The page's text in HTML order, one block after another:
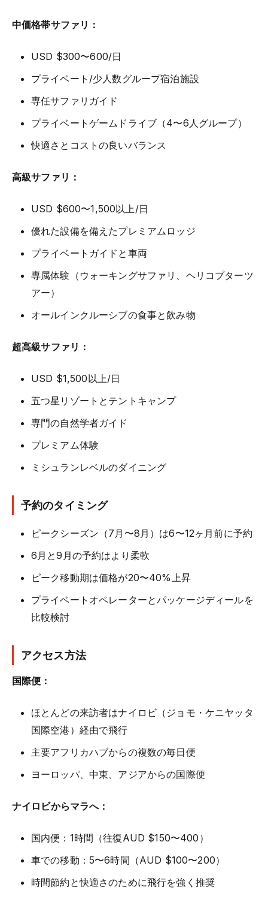
中価格帯サファリ：
USD $300〜600/日
プライベート/少人数グループ宿泊施設
専任サファリガイド
プライベートゲームドライブ（4〜6人グループ）
快適さとコストの良いバランス
高級サファリ：
USD $600〜1,500以上/日
優れた設備を備えたプレミアムロッジ
プライベートガイドと車両
専属体験（ウォーキングサファリ、ヘリコプターツ
アー）
オールインクルーシブの食事と飲み物
超高級サファリ：
USD $1,500以上/日
五つ星リゾートとテントキャンプ
専門の自然学者ガイド
プレミアム体験
ミシュランレベルのダイニング
予約のタイミング
ピークシーズン（7月〜8月）は6〜12ヶ月前に予約
6月と9月の予約はより柔軟
ピーク移動期は価格が20〜40%上昇
プライベートオペレーターとパッケージディールを
比較検討
アクセス方法
国際便：
ほとんどの来訪者はナイロビ（ジョモ・ケニヤッタ
国際空港）経由で飛行
主要アフリカハブからの複数の毎日便
ヨーロッパ、中東、アジアからの国際便
ナイロビからマラへ：
国内便：1時間（往復AUD $150〜400）
車での移動：5〜6時間（AUD $100〜200）
時間節約と快適さのために飛行を強く推奨